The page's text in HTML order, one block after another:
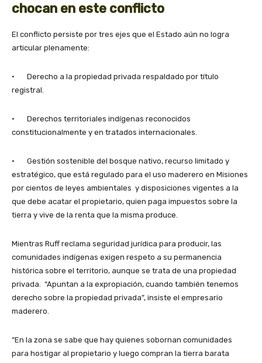
chocan en este conflicto
El conflicto persiste por tres ejes que el Estado aún no logra
articular plenamente:
· Derecho a la propiedad privada respaldado por título
registral.
· Derechos territoriales indígenas reconocidos
constitucionalmente y en tratados internacionales.
· Gestión sostenible del bosque nativo, recurso limitado y
estratégico, que está regulado para el uso maderero en Misiones
por cientos de leyes ambientales y disposiciones vigentes a la
que debe acatar el propietario, quien paga impuestos sobre la
tierra y vive de la renta que la misma produce.
Mientras Ruff reclama seguridad jurídica para producir, las
comunidades indígenas exigen respeto a su permanencia
histórica sobre el territorio, aunque se trata de una propiedad
privada. “Apuntan a la expropiación, cuando también tenemos
derecho sobre la propiedad privada”, insiste el empresario
maderero.
“En la zona se sabe que hay quienes sobornan comunidades
para hostigar al propietario y luego compran la tierra barata